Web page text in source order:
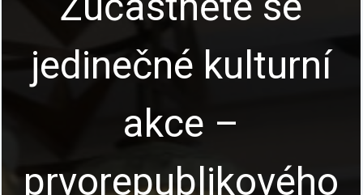
jedinečné kulturní
akce –
prvorepublikového